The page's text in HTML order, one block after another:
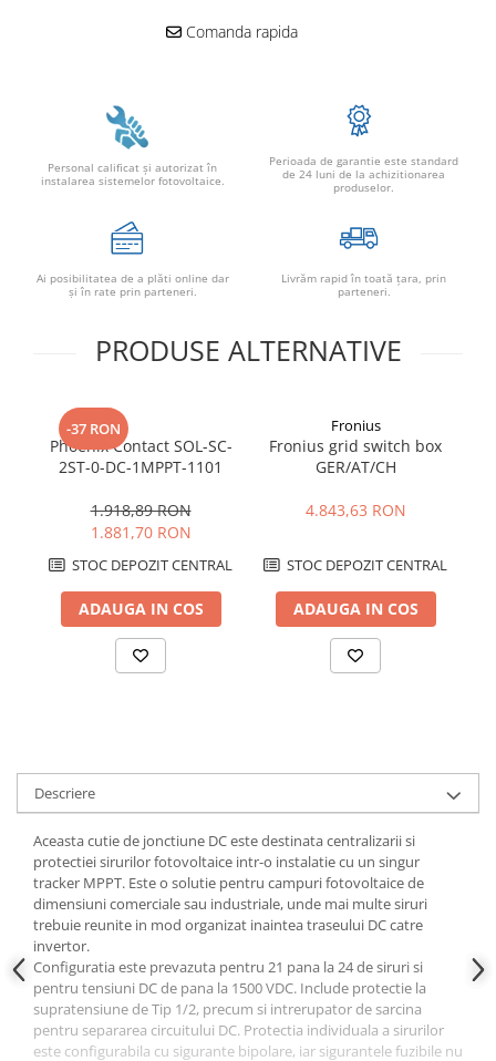
Conectica IEC
Convertor DC-DC
Meteocontrol
Mufe si conectori
Power analyzer
Statii de reincarcare
Cabluri
Accesorii cabluri
Folie avertizoare
LEA accesorii
Cablu solar
Cabluri coaxiale TV
Cabluri energie joasa tensiune -
aluminiu
Cabluri aluminiu armat
Cabluri aluminiu coaxial
bransament
Cabluri aluminiu nearmat
Cabluri aluminiu tip Enel
Cabluri aluminiu torsadat/aerian
Cabluri energie joasa tensiune -
cupru
Comanda rapida
Personal calificat şi autorizat în
instalarea sistemelor fotovoltaice.
Perioada de garantie este standard
de 24 luni de la achizitionarea
produselor.
Ai posibilitatea de a plăti online dar
şi în rate prin parteneri.
Livrăm rapid în toată țara, prin
parteneri.
PRODUSE ALTERNATIVE
-37 RON
Phoenix Contact SOL-SC-
2ST-0-DC-1MPPT-1101
1.918,89 RON
1.881,70 RON
STOC DEPOZIT CENTRAL
ADAUGA IN COS
Fronius
Fronius grid switch box
GER/AT/CH
4.843,63 RON
STOC DEPOZIT CENTRAL
ADAUGA IN COS
Descriere
Aceasta cutie de jonctiune DC este destinata centralizarii si
protectiei sirurilor fotovoltaice intr-o instalatie cu un singur
tracker MPPT. Este o solutie pentru campuri fotovoltaice de
dimensiuni comerciale sau industriale, unde mai multe siruri
trebuie reunite in mod organizat inaintea traseului DC catre
invertor.
Configuratia este prevazuta pentru 21 pana la 24 de siruri si
pentru tensiuni DC de pana la 1500 VDC. Include protectie la
supratensiune de Tip 1/2, precum si intrerupator de sarcina
pentru separarea circuitului DC. Protectia individuala a sirurilor
este configurabila cu sigurante bipolare, iar sigurantele fuzibile nu